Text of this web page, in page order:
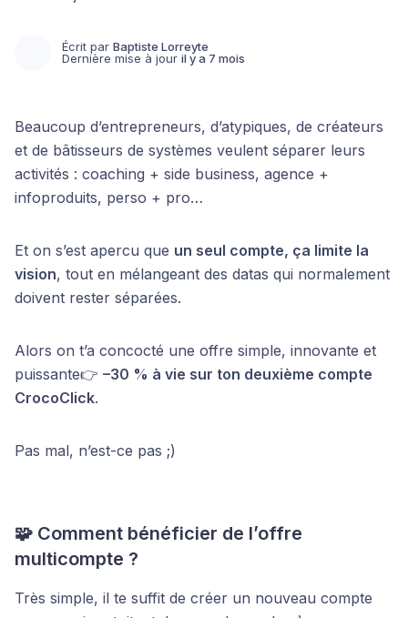
Écrit par Baptiste Lorreyte
Dernière mise à jour il y a 7 mois
Beaucoup d’entrepreneurs, d’atypiques, de créateurs
et de bâtisseurs de systèmes veulent séparer leurs
activités : coaching + side business, agence +
infoproduits, perso + pro…
Et on s’est apercu que un seul compte, ça limite la
vision, tout en mélangeant des datas qui normalement
doivent rester séparées.
Alors on t’a concocté une offre simple, innovante et
puissante👉 –30 % à vie sur ton deuxième compte
CrocoClick.
Pas mal, n’est-ce pas ;)
🧩 Comment bénéficier de l’offre
multicompte ?
Très simple, il te suffit de créer un nouveau compte